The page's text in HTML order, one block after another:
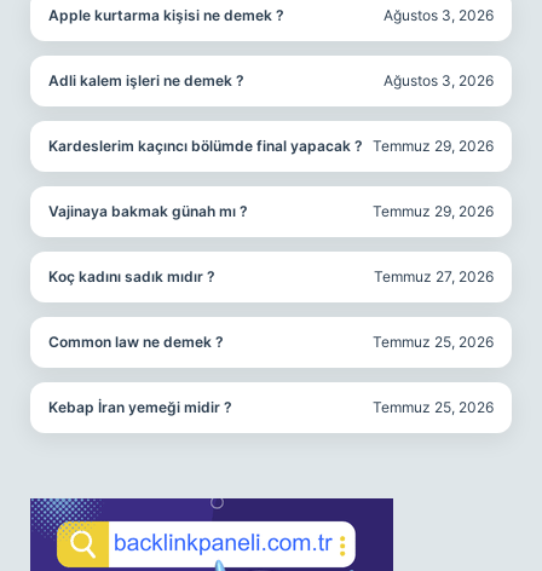
Apple kurtarma kişisi ne demek ? Ağustos 3, 2026
Adli kalem işleri ne demek ? Ağustos 3, 2026
Kardeslerim kaçıncı bölümde final yapacak ? Temmuz 29, 2026
Vajinaya bakmak günah mı ? Temmuz 29, 2026
Koç kadını sadık mıdır ? Temmuz 27, 2026
Common law ne demek ? Temmuz 25, 2026
Kebap İran yemeği midir ? Temmuz 25, 2026